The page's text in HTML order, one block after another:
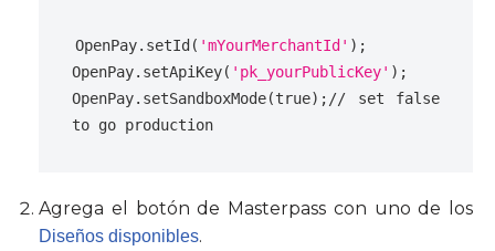
OpenPay. setId ( 'mYourMerchantId' );
OpenPay. setApiKey( 'pk_yourPublicKey' );
OpenPay. setSandboxMode(true); // set false
to go production
Agrega el botón de Masterpass con uno de los
Diseños disponibles.